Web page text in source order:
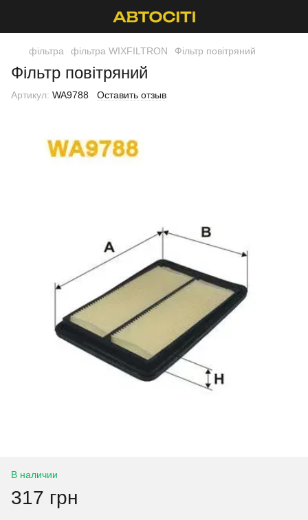
фільтра фільтра WIXFILTRON Фільтр повітряний
Фільтр повітряний
Артикул: WA9788 Оставить отзыв
В наличии
317 грн